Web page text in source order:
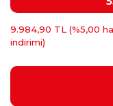
9.984,90 TL (%5,00
indirimi)